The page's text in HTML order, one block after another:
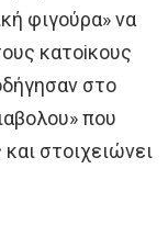
φιγoύρα» να
κατoiκoυς
στo
πoυ
στoιχειώνει